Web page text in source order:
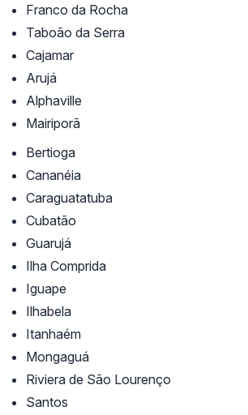
Franco da Rocha
Taboão da Serra
Cajamar
Arujá
Alphaville
Mairiporã
Bertioga
Cananéia
Caraguatatuba
Cubatão
Guarujá
Ilha Comprida
Iguape
Ilhabela
Itanhaém
Mongaguá
Riviera de São Lourenço
Santos